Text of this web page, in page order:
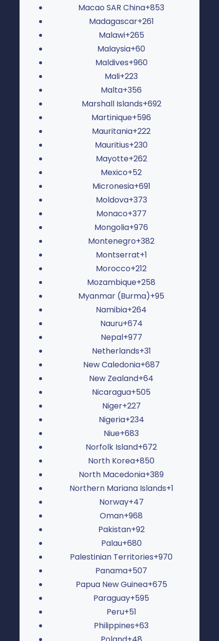
Macao SAR China+853
Madagascar+261
Malawi+265
Malaysia+60
Maldives+960
Mali+223
Malta+356
Marshall Islands+692
Martinique+596
Mauritania+222
Mauritius+230
Mayotte+262
Mexico+52
Micronesia+691
Moldova+373
Monaco+377
Mongolia+976
Montenegro+382
Montserrat+1
Morocco+212
Mozambique+258
Myanmar (Burma)+95
Namibia+264
Nauru+674
Nepal+977
Netherlands+31
New Caledonia+687
New Zealand+64
Nicaragua+505
Niger+227
Nigeria+234
Niue+683
Norfolk Island+672
North Korea+850
North Macedonia+389
Northern Mariana Islands+1
Norway+47
Oman+968
Pakistan+92
Palau+680
Palestinian Territories+970
Panama+507
Papua New Guinea+675
Paraguay+595
Peru+51
Philippines+63